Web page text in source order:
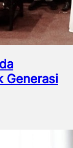
Generasi